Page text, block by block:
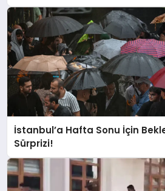
İstanbul’a Hafta Sonu İçin
Sürprizi!